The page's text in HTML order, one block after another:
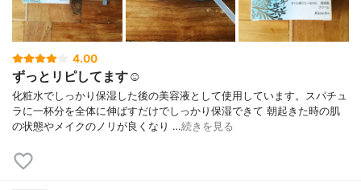
4.00
ずっとリピしてます☺︎
化粧水でしっかり保湿した後の美容液として使用しています。スパチュ
ラに一杯分を全体に伸ばすだけでしっかり保湿できて 朝起きた時の肌
の状態やメイクのノリが良くなり …続きを見る